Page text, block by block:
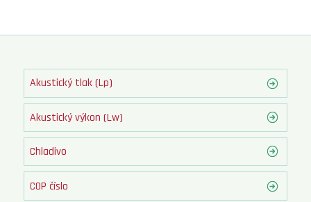
Akustický tlak (Lp)
Akustický výkon (Lw)
Chladivo
COP číslo